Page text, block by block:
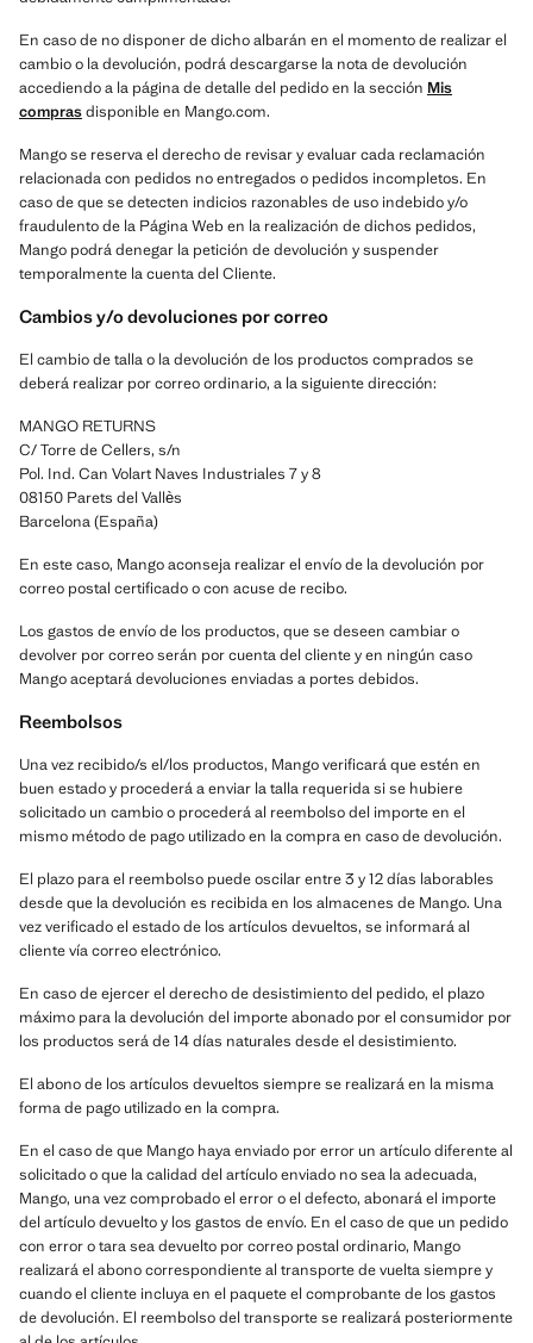
En caso de no disponer de dicho albarán en el momento de realizar el
cambio o la devolución, podrá descargarse la nota de devolución
accediendo a la página de detalle del pedido en la sección Mis
comprasdisponible en Mango.com.
Mango se reserva el derecho de revisar y evaluar cada reclamación
relacionada con pedidos no entregados o pedidos incompletos. En
caso de que se detecten indicios razonables de uso indebido y/o
fraudulento de la Página Web en la realización de dichos pedidos,
Mango podrá denegar la petición de devolución y suspender
temporalmente la cuenta del Cliente.
Cambios y/o devoluciones por correo
El cambio de talla o la devolución de los productos comprados se
deberá realizar por correo ordinario, a la siguiente dirección:
MANGO RETURNS
C/ Torre de Cellers, s/n
Pol. Ind. Can Volart Naves Industriales 7 y 8
08150 Parets del Vallès
Barcelona (España)
En este caso, Mango aconseja realizar el envío de la devolución por
correo postal certificado o con acuse de recibo.
Los gastos de envío de los productos, que se deseen cambiar o
devolver por correo serán por cuenta del cliente y en ningún caso
Mango aceptará devoluciones enviadas a portes debidos.
Reembolsos
Una vez recibido/s el/los productos, Mango verificará que estén en
buen estado y procederá a enviar la talla requerida si se hubiere
solicitado un cambio o procederá al reembolso del importe en el
mismo método de pago utilizado en la compra en caso de devolución.
El plazo para el reembolso puede oscilar entre 3 y 12 días laborables
desde que la devolución es recibida en los almacenes de Mango. Una
vez verificado el estado de los artículos devueltos, se informará al
cliente vía correo electrónico.
En caso de ejercer el derecho de desistimiento del pedido, el plazo
máximo para la devolución del importe abonado por el consumidor por
los productos será de 14 días naturales desde el desistimiento.
El abono de los artículos devueltos siempre se realizará en la misma
forma de pago utilizado en la compra.
En el caso de que Mango haya enviado por error un artículo diferente al
solicitado o que la calidad del artículo enviado no sea la adecuada,
Mango, una vez comprobado el error o el defecto, abonará el importe
del artículo devuelto y los gastos de envío. En el caso de que un pedido
con error o tara sea devuelto por correo postal ordinario, Mango
realizará el abono correspondiente al transporte de vuelta siempre y
cuando el cliente incluya en el paquete el comprobante de los gastos
de devolución. El reembolso del transporte se realizará posteriormente